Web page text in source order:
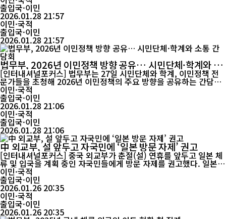
국 전역의 출입국 관리기관이 확인한 출입국 인원은 총 6억9700만
명(연인원)으로, 전년 대비 14.2% 증가하며 역대 최고치를 경신했
다. 출입국 인원 가운데 중국 본토(내지) 주민은 3억3500만 명으로
15.1% 늘...
출입국·이민
2026.01.28 21:57
이민·국적
출입국·이민
2026.01.28 21:57
법무부, 2026년 이민정책 방향 공유… 시민단체·학계와 소
통 간담회
[인터내셔널포커스] 법무부는 27일 시민단체와 학계, 이민정책 전
문가들을 초청해 2026년 이민정책의 주요 방향을 공유하는 간담회
를 열었다. 불법체류 관리는 강화하되, 정책 집행 과정에서 외국인
인권 보호를 병행하겠다는 방침이다. 이날 간담회에는 민주노총 등
시민단체 관계자와 학계 인사들이 참석했다. 법무부는 외국인 유입
이 국민 실생활에 미치는 영향이 커지고 있는 상황에...
이민·국적
출입국·이민
2026.01.28 21:06
이민·국적
출입국·이민
2026.01.28 21:06
中 외교부, 설 앞두고 자국민에 ‘일본 방문 자제’ 권고
[인터내셔널포커스] 중국 외교부가 춘절(설) 연휴를 앞두고 일본 체
류 및 입국을 계획 중인 자국민들에게 방문 자제를 권고했다. 일본
내 치안 불안과 잇단 지진으로 체류 안전 위험이 커졌다는 판단에서
다. 중국 외교부는 26일 공영방송 CCTV 를 통해 발표한 공지에서
“최근 일본 내에서 중국 시민을 상대로 한 범죄 사건이 잇따르고 있
고, 일부 지역에서는 연속적인 지진으로 인명 피해가 발생했다”고
밝혔다. 외교...
이민·국적
출입국·이민
2026.01.26 20:35
이민·국적
출입국·이민
2026.01.26 20:35